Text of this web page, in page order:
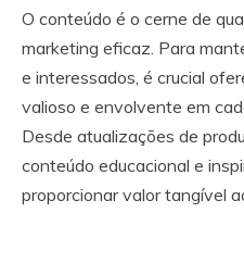
O conteúdo é o cerne de
marketing eficaz. Para
e interessados, é crucial
valioso e envolvente em
Desde atualizações de
conteúdo educacional e
proporcionar valor tangível